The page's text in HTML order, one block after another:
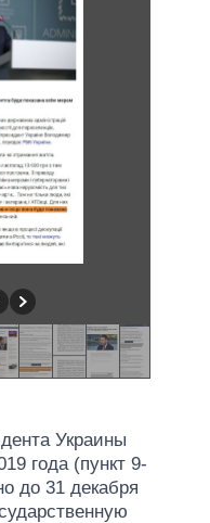
Украины
года (пункт 9-
до 31 декабря